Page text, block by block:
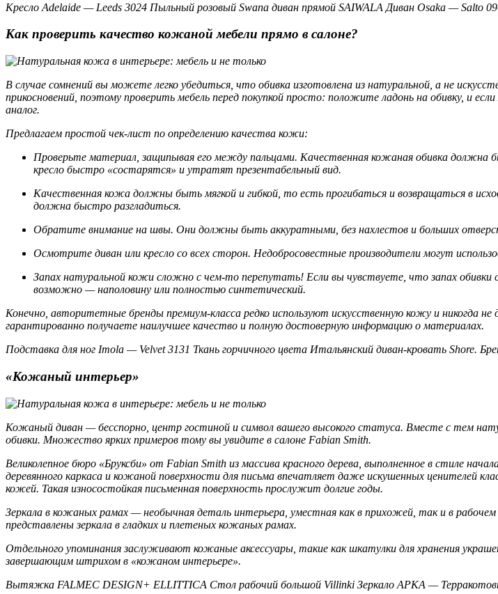
Кресло Adelaide — Leeds 3024 Пыльный розовый Swana диван прямой SAIWALA Диван Osaka — Salto
Как проверить качество кожаной мебели прямо в салоне?
В случае сомнений вы можете легко убедиться, что обивка изготовлена из натуральной, а не
прикосновений, поэтому проверить мебель перед покупкой просто: положите ладонь на обивку, и
аналог.
Предлагаем простой чек-лист по определению качества кожи:
Проверьте материал, защипывая его между пальцами. Качественная кожаная обивка должна
кресло быстро «состарятся» и утратят презентабельный вид.
Качественная кожа должны быть мягкой и гибкой, то есть прогибаться и возвращаться в
должна быстро разгладиться.
Обратите внимание на швы. Они должны быть аккуратными, без нахлестов и больших
Осмотрите диван или кресло со всех сторон. Недобросовестные производители могут
Запах натуральной кожи сложно с чем-то перепутать! Если вы чувствуете, что запах
возможно — наполовину или полностью синтетический.
Конечно, авторитетные бренды премиум-класса редко используют искусственную кожу и никогда
гарантированно получаете наилучшее качество и полную достоверную информацию о материалах.
Подставка для ног Imola — Velvet 3131 Ткань горчичного цвета Итальянский диван-кровать Shore.
«Кожаный интерьер»
Кожаный диван — бесспорно, центр гостиной и символ вашего высокого статуса. Вместе с тем
обивки. Множество ярких примеров тому вы увидите в салоне Fabian Smith.
Великолепное бюро «Бруксби» от Fabian Smith из массива красного дерева, выполненное в стиле
деревянного каркаса и кожаной поверхности для письма впечатляет даже искушенных ценителей
кожей. Такая износостойкая письменная поверхность прослужит долгие годы.
Зеркала в кожаных рамах — необычная деталь интерьера, уместная как в прихожей, так и в
представлены зеркала в гладких и плетеных кожаных рамах.
Отдельного упоминания заслуживают кожаные аксессуары, такие как шкатулки для хранения
завершающим штрихом в «кожаном интерьере».
Вытяжка FALMEC DESIGN+ ELLITTICA Стол рабочий большой Villinki Зеркало АРКА —